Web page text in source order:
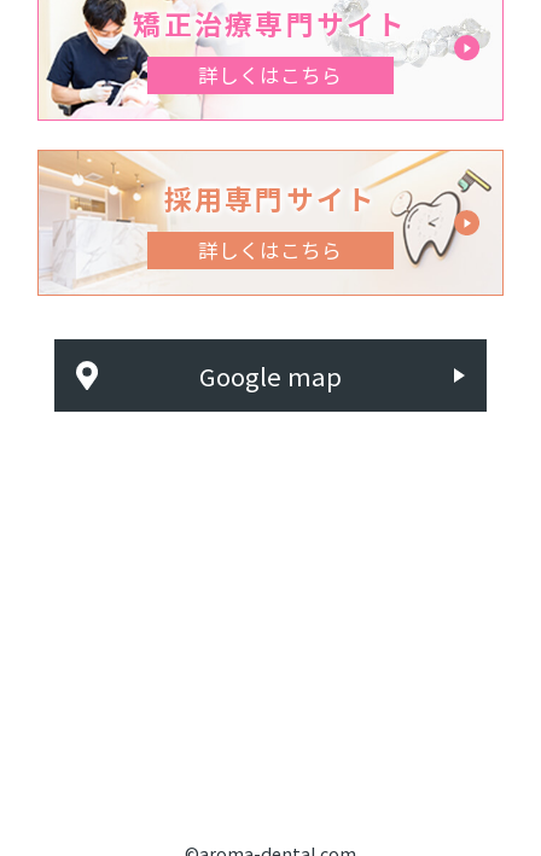
矯正治療専門サイト
詳しくはこちら
採用専門サイト
詳しくはこちら
Google map